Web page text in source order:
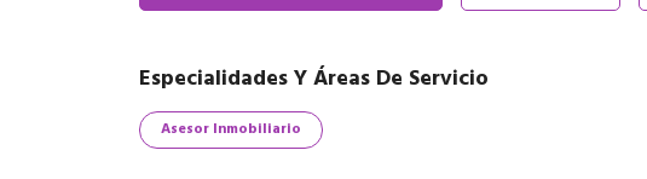
Especialidades Y Áreas De Servicio
Asesor Inmobiliario